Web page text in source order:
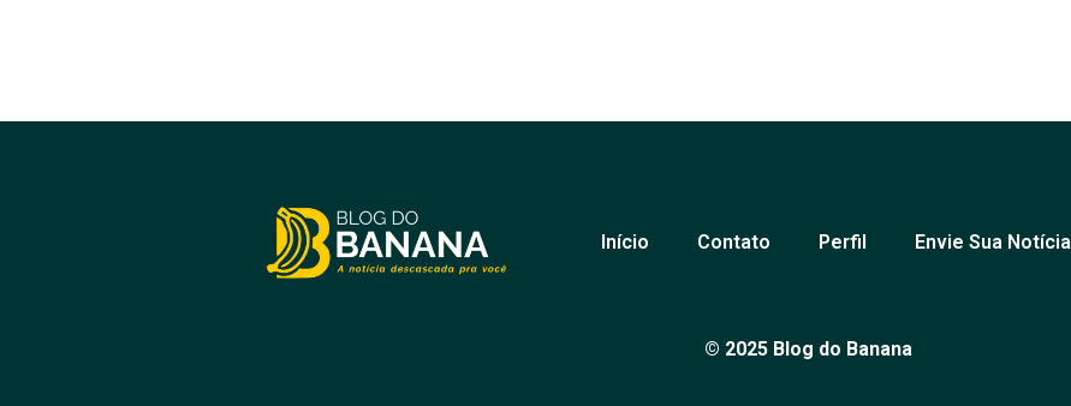
Início Contato Perfil Envie Sua Notícia
© 2025 Blog do Banana